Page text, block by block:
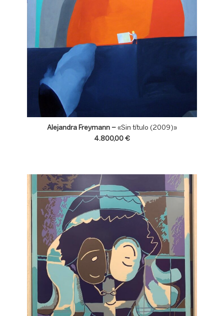
Alejandra Freymann –«Sin título (2009)»
4.800,00 €